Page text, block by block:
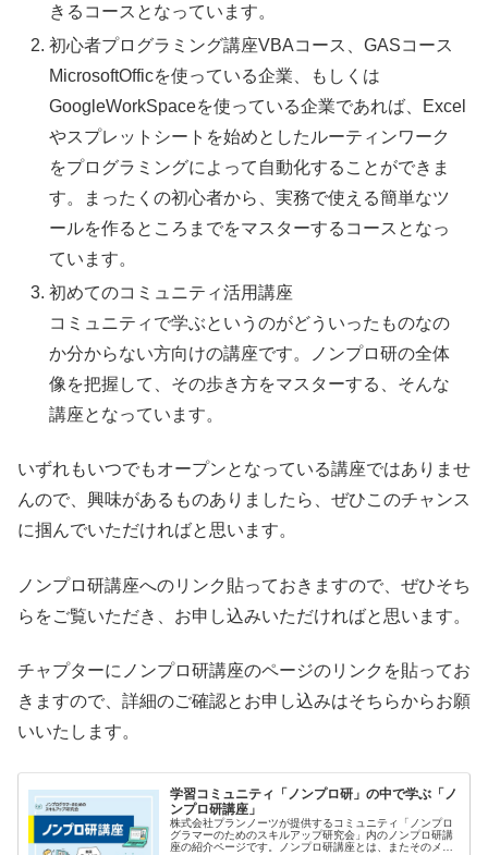
きるコースとなっています。
初心者プログラミング講座VBAコース、GASコース
MicrosoftOfficを使っている企業、もしくは
GoogleWorkSpaceを使っている企業であれば、Excel
やスプレットシートを始めとしたルーティンワーク
をプログラミングによって自動化することができま
す。まったくの初心者から、実務で使える簡単なツ
ールを作るところまでをマスターするコースとなっ
ています。
初めてのコミュニティ活用講座
コミュニティで学ぶというのがどういったものなの
か分からない方向けの講座です。ノンプロ研の全体
像を把握して、その歩き方をマスターする、そんな
講座となっています。
いずれもいつでもオープンとなっている講座ではありませ
んので、興味があるものありましたら、ぜひこのチャンス
に掴んでいただければと思います。
ノンプロ研講座へのリンク貼っておきますので、ぜひそち
らをご覧いただき、お申し込みいただければと思います。
チャプターにノンプロ研講座のページのリンクを貼ってお
きますので、詳細のご確認とお申し込みはそちらからお願
いいたします。
学習コミュニティ「ノンプロ研」の中で学ぶ「ノ
ンプロ研講座」
株式会社プランノーツが提供するコミュニティ「ノンプロ
グラマーのためのスキルアップ研究会」内のノンプロ研講
座の紹介ページです。ノンプロ研講座とは、またそのメリ